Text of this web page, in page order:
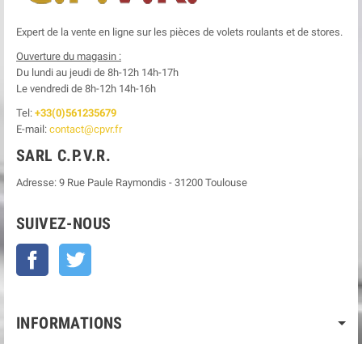
Expert de la vente en ligne sur les pièces de volets roulants et de stores.
Ouverture du magasin :
Du lundi au jeudi de 8h-12h 14h-17h
Le vendredi de 8h-12h 14h-16h
Tel: +33(0)561235679
E-mail: contact@cpvr.fr
SARL C.P.V.R.
Adresse: 9 Rue Paule Raymondis - 31200 Toulouse
SUIVEZ-NOUS
Facebook
INFORMATIONS